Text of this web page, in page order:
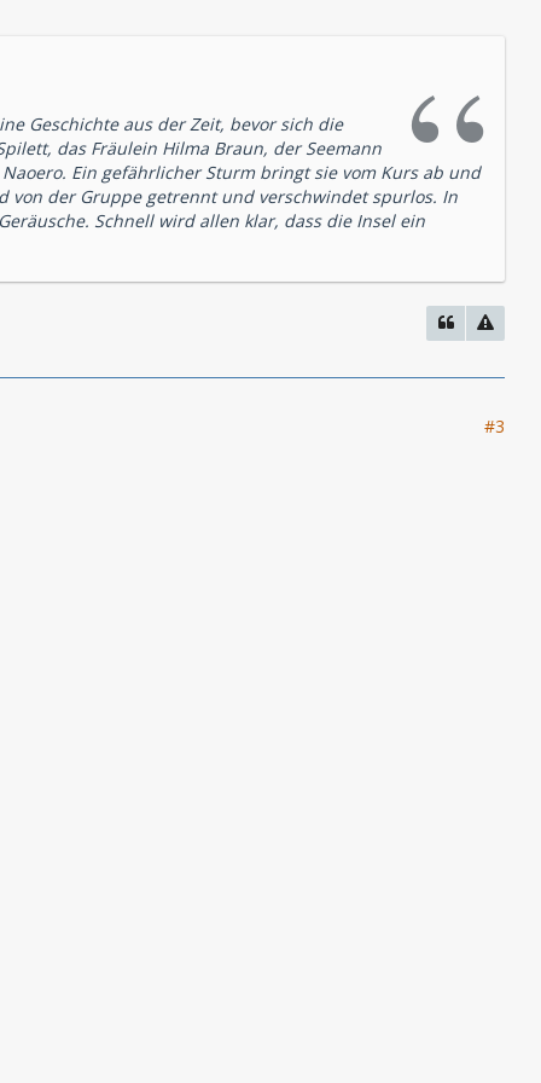
Geschichte aus der Zeit, bevor sich die
das Fräulein Hilma Braun, der Seemann
Ein gefährlicher Sturm bringt sie vom Kurs ab und
der Gruppe getrennt und verschwindet spurlos. In
Schnell wird allen klar, dass die Insel ein
#3